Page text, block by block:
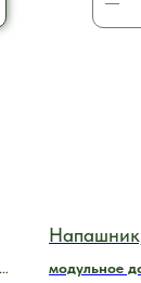
модульное